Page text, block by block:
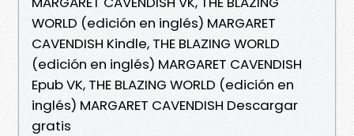
WORLD (edición en inglés) MARGARET
CAVENDISH Kindle, THE BLAZING WORLD
(edición en inglés) MARGARET CAVENDISH
Epub VK, THE BLAZING WORLD (edición en
inglés) MARGARET CAVENDISH Descargar
gratis